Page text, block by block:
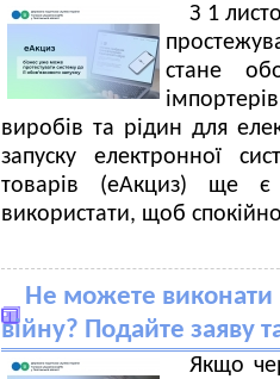
З 1
стане
виробів та рідин для
запуску електронної
товарів (еАкциз) ще
використати, щоб
Не можете виконати
війну? Подайте заяву
Якщо